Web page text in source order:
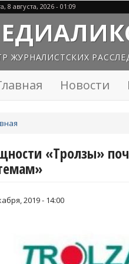
8 августа, 2026 - 01:09
ЖУРНАЛИСТСКИХ
Новости
«Тролзы»
2019 - 14:00